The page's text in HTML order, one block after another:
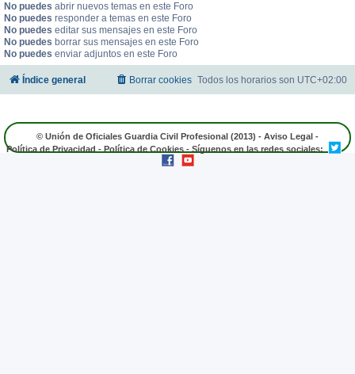
No puedes abrir nuevos temas en este Foro
No puedes responder a temas en este Foro
No puedes editar sus mensajes en este Foro
No puedes borrar sus mensajes en este Foro
No puedes enviar adjuntos en este Foro
Índice general Todos los horarios son UTC+02:00
Borrar cookies
© Unión de Oficiales Guardia Civil Profesional (2013) - Aviso Legal -
Política de Privacidad - Política de Cookies - Síguenos en las redes sociales: